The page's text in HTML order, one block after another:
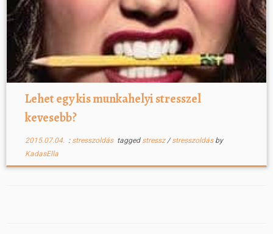
Lehet egy kis munkahelyi stresszel
kevesebb?
2015.07.04.: stresszoldás tagged stressz/stresszoldás by
KadasElla